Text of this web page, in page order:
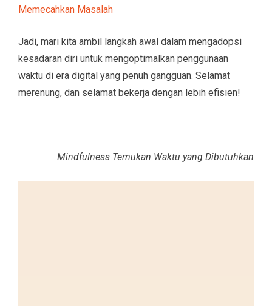
Memecahkan Masalah
Jadi, mari kita ambil langkah awal dalam mengadopsi
kesadaran diri untuk mengoptimalkan penggunaan
waktu di era digital yang penuh gangguan. Selamat
merenung, dan selamat bekerja dengan lebih efisien!
Mindfulness Temukan Waktu yang Dibutuhkan